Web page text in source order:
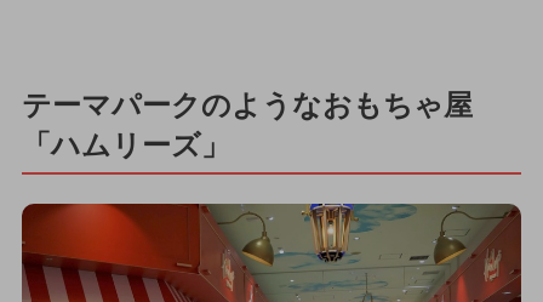
テーマパークのようなおもちゃ屋
「ハムリーズ」